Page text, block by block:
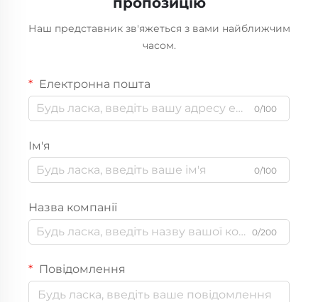
Наш представник зв'яжеться з вами найближчим
часом.
Електронна пошта
0/100
Ім'я
0/100
Назва компанії
0/200
Повідомлення